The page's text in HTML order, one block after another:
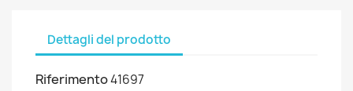
Dettagli del prodotto
Riferimento41697